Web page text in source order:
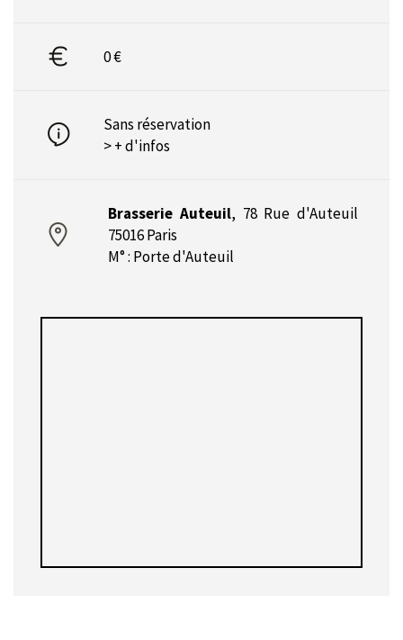
0 €
Sans réservation
> + d'infos
Brasserie Auteuil, 78 Rue d'Auteuil
75016 Paris
M° : Porte d'Auteuil